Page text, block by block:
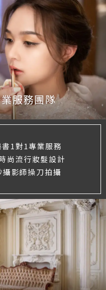
服務團隊
1對1專業服務
尚流行妝髮設計
影師操刀拍攝